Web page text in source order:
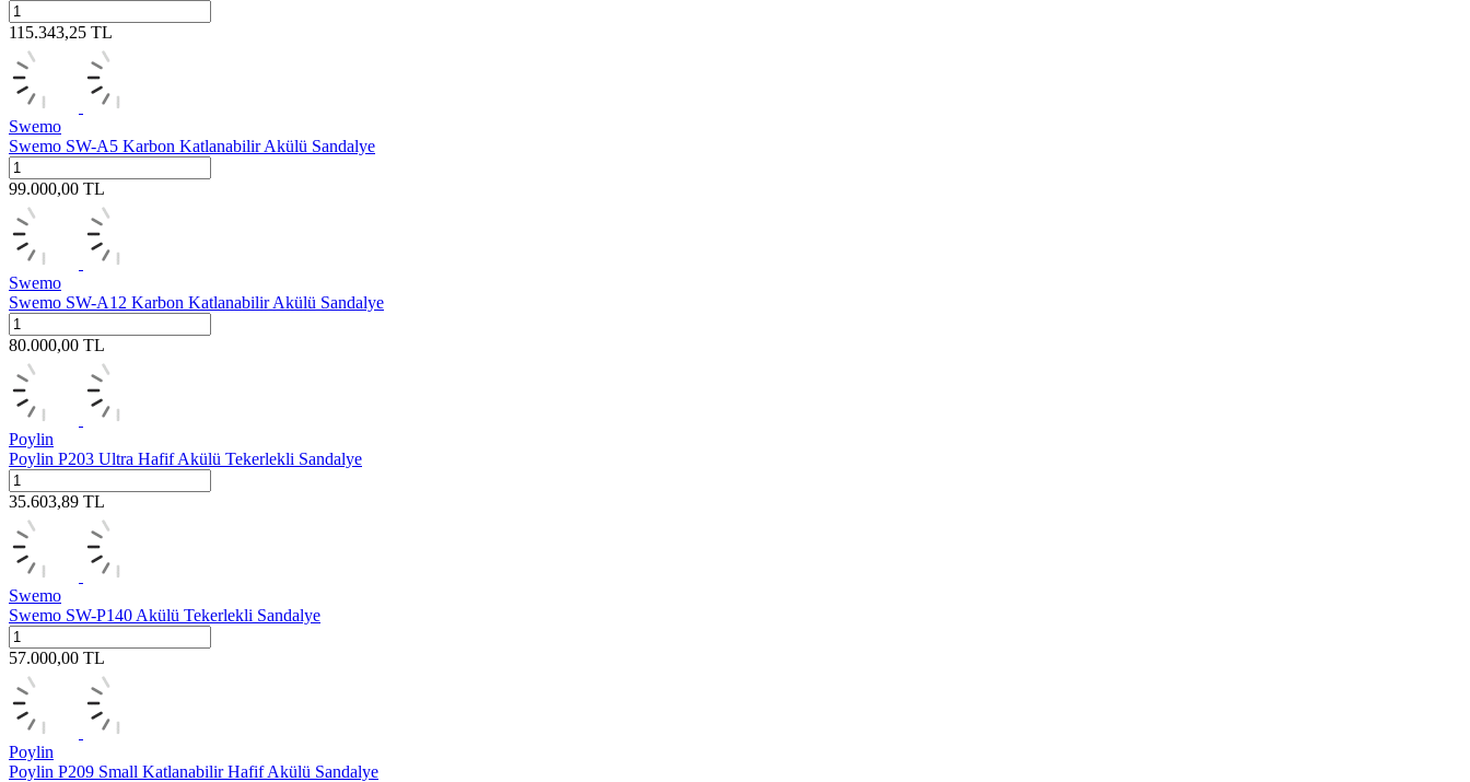
115.343,25 TL
Swemo
Swemo SW-A5 Karbon Katlanabilir Akülü Sandalye
99.000,00 TL
Swemo
Swemo SW-A12 Karbon Katlanabilir Akülü Sandalye
80.000,00 TL
Poylin
Poylin P203 Ultra Hafif Akülü Tekerlekli Sandalye
35.603,89 TL
Swemo
Swemo SW-P140 Akülü Tekerlekli Sandalye
57.000,00 TL
Poylin
Poylin P209 Small Katlanabilir Hafif Akülü Sandalye